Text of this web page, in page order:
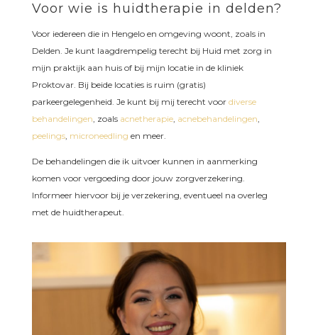
Voor wie is huidtherapie in delden?
Voor iedereen die in Hengelo en omgeving woont, zoals in
Delden. Je kunt laagdrempelig terecht bij Huid met zorg in
mijn praktijk aan huis of bij mijn locatie in de kliniek
Proktovar. Bij beide locaties is ruim (gratis)
parkeergelegenheid. Je kunt bij mij terecht voor diverse
behandelingen, zoals acnetherapie, acnebehandelingen,
peelings, microneedling en meer.
De behandelingen die ik uitvoer kunnen in aanmerking
komen voor vergoeding door jouw zorgverzekering.
Informeer hiervoor bij je verzekering, eventueel na overleg
met de huidtherapeut.